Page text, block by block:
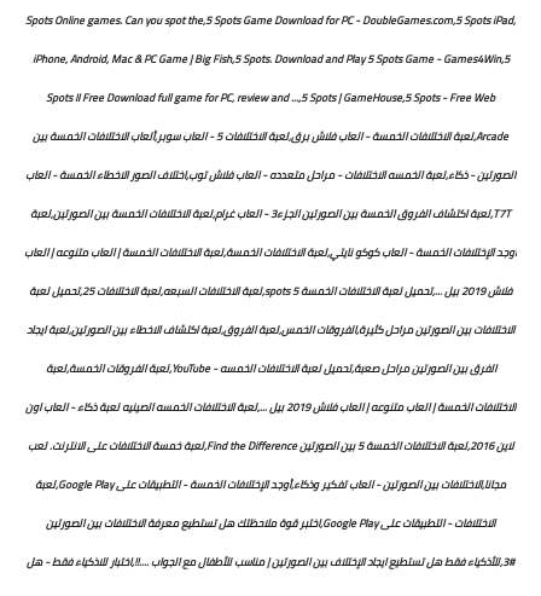
Spots Online games. Can you spot the,5 Spots Game Download for PC - DoubleGames.com,5 Spots iPad,
iPhone, Android, Mac & PC Game | Big Fish,5 Spots. Download and Play 5 Spots Game - Games4Win,5
Spots II Free Download full game for PC, review and ...,5 Spots | GameHouse,5 Spots - Free Web
Arcade,لعبة الاختلافات الخمسة - العاب فلاش برق,لعبة الاختلافات 5 - العاب سوبر,ألعاب الاختلافات الخمسة بين
الصورتين - ذكاء,لعبة الخمسه الاختلافات - مراحل متعدده - العاب فلاش توب,اختلاف الصور الاخطاء الخمسة - العاب
T7T,لعبة اكتشاف الفروق الخمسة بين الصورتين الجزء3 - العاب غرام,لعبة الاختلافات الخمسة بين الصورتين,لعبة
أوجد الإختلافات الخمسة - العاب كوكو نايتي,لعبة الاختلافات الخمسة,لعبة الاختلافات الخمسة | العاب متنوعه | العاب
فلاش 2019 بيل ...,تحميل لعبة الاختلافات الخمسة 5 spots,لعبة الاختلافات السبعه,لعبة الاختلافات 25,تحميل لعبة
الاختلافات بين الصورتين مراحل كثيرة,الفروقات الخمس,لعبة الفروق,لعبة اكتشاف الاخطاء بين الصورتين,لعبة ايجاد
الفرق بين الصورتين مراحل صعبة,تحميل لعبة الاختلافات الخمسه - YouTube,لعبة الفروقات الخمسة,لعبة
الاختلافات الخمسة | العاب متنوعه | العاب فلاش 2019 بيل ...,لعبة الاختلافات الخمسه الصينيه لعبة ذكاء - العاب اون
لاين 2016,لعبة الاختلافات الخمسة 5 بين الصورتين Find the Difference,لعبة خمسة الاختلافات على الانترنت. لعب
مجانا,الاختلافات بين الصورتين - العاب تفكير وذكاء,أوجد الإختلافات الخمسة - التطبيقات على Google Play,لعبة
الاختلافات - التطبيقات على Google Play,اختبر قوة ملاحظتك هل تستطيع معرفة الاختلافات بين الصورتين
#3,للأذكياء فقط هل تستطيع ايجاد الإختلاف بين الصورتين | مناسب للأطفال مع الجواب ....!!,اختبار للاذكياء فقط - هل